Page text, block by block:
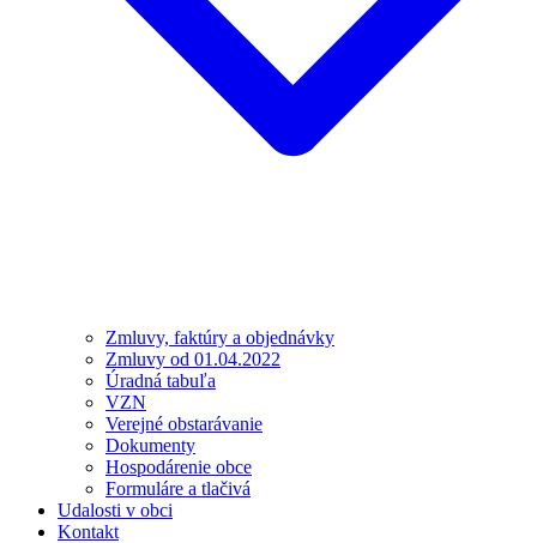
Zmluvy, faktúry a objednávky
Zmluvy od 01.04.2022
Úradná tabuľa
VZN
Verejné obstarávanie
Dokumenty
Hospodárenie obce
Formuláre a tlačivá
Udalosti v obci
Kontakt